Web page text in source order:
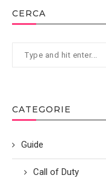
CERCA
CATEGORIE
Guide
Call of Duty